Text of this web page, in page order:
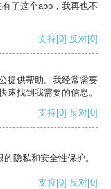
了这个app，我再也不
支持[0] 反对[0]
提供帮助。我经常需要
速找到我需要的信息。
支持[0] 反对[0]
隐私和安全性保护。
支持[0] 反对[0]